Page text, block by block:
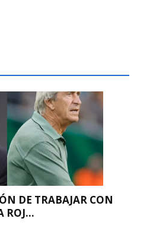
DE TRABAJAR CON
ROJ...